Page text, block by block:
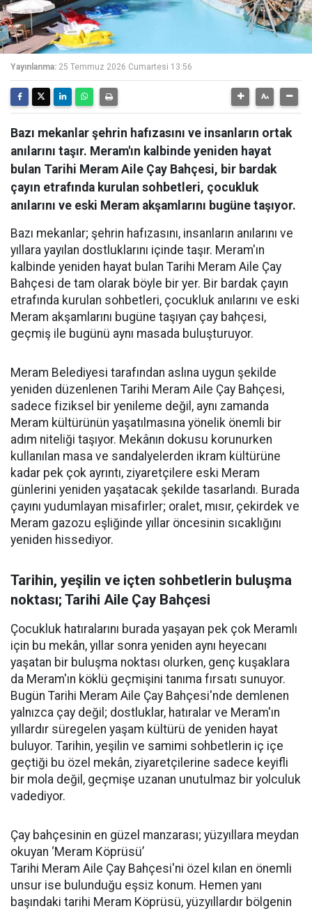
Yayınlanma: 25 Temmuz 2026 Cumartesi 13:56
Bazı mekanlar şehrin hafızasını ve insanların ortak
anılarını taşır. Meram'ın kalbinde yeniden hayat
bulan Tarihi Meram Aile Çay Bahçesi, bir bardak
çayın etrafında kurulan sohbetleri, çocukluk
anılarını ve eski Meram akşamlarını bugüne taşıyor.
Bazı mekanlar; şehrin hafızasını, insanların anılarını ve
yıllara yayılan dostluklarını içinde taşır. Meram'ın
kalbinde yeniden hayat bulan Tarihi Meram Aile Çay
Bahçesi de tam olarak böyle bir yer. Bir bardak çayın
etrafında kurulan sohbetleri, çocukluk anılarını ve eski
Meram akşamlarını bugüne taşıyan çay bahçesi,
geçmiş ile bugünü aynı masada buluşturuyor.
Meram Belediyesi tarafından aslına uygun şekilde
yeniden düzenlenen Tarihi Meram Aile Çay Bahçesi,
sadece fiziksel bir yenileme değil, aynı zamanda
Meram kültürünün yaşatılmasına yönelik önemli bir
adım niteliği taşıyor. Mekânın dokusu korunurken
kullanılan masa ve sandalyelerden ikram kültürüne
kadar pek çok ayrıntı, ziyaretçilere eski Meram
günlerini yeniden yaşatacak şekilde tasarlandı. Burada
çayını yudumlayan misafirler; oralet, mısır, çekirdek ve
Meram gazozu eşliğinde yıllar öncesinin sıcaklığını
yeniden hissediyor.
Tarihin, yeşilin ve içten sohbetlerin buluşma
noktası; Tarihi Aile Çay Bahçesi
Çocukluk hatıralarını burada yaşayan pek çok Meramlı
için bu mekân, yıllar sonra yeniden aynı heyecanı
yaşatan bir buluşma noktası olurken, genç kuşaklara
da Meram'ın köklü geçmişini tanıma fırsatı sunuyor.
Bugün Tarihi Meram Aile Çay Bahçesi'nde demlenen
yalnızca çay değil; dostluklar, hatıralar ve Meram'ın
yıllardır süregelen yaşam kültürü de yeniden hayat
buluyor. Tarihin, yeşilin ve samimi sohbetlerin iç içe
geçtiği bu özel mekân, ziyaretçilerine sadece keyifli
bir mola değil, geçmişe uzanan unutulmaz bir yolculuk
vadediyor.
Çay bahçesinin en güzel manzarası; yüzyıllara meydan
okuyan ‘Meram Köprüsü’
Tarihi Meram Aile Çay Bahçesi'ni özel kılan en önemli
unsur ise bulunduğu eşsiz konum. Hemen yanı
başındaki tarihi Meram Köprüsü, yüzyıllardır bölgenin